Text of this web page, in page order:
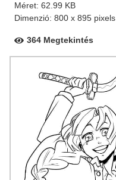
Méret: 62.99 KB
Dimenzió: 800 x 895 pixels
364 Megtekintés